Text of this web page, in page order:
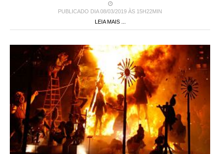
PUBLICADO DIA 08/03/2019 ÀS 15H22MIN
LEIA MAIS ...